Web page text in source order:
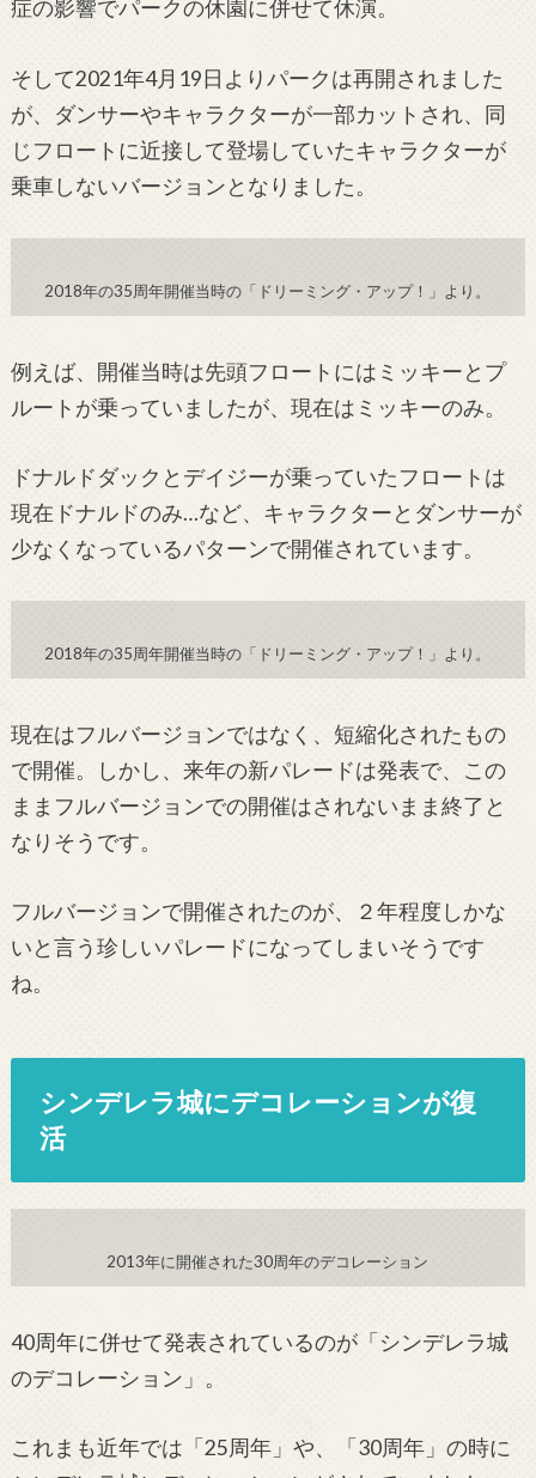
症の影響でパークの休園に併せて休演。
そして2021年4月19日よりパークは再開されました
が、ダンサーやキャラクターが一部カットされ、同
じフロートに近接して登場していたキャラクターが
乗車しないバージョンとなりました。
2018年の35周年開催当時の「ドリーミング・アップ！」より。
例えば、開催当時は先頭フロートには ミッキーとプ
ルートが乗っていましたが、現在はミッキーのみ。
ドナルドダックとデイジーが乗っていたフロートは
現在ドナルドのみ…など、キャラクターとダンサーが
少なくなっているパターンで開催されています。
2018年の35周年開催当時の「ドリーミング・アップ！」より。
現在はフルバージョンではなく、短縮化されたもの
で開催。しかし、来年の新パレードは発表で、この
ままフルバージョンでの開催はされないまま終了と
なりそうです。
フルバージョンで開催されたのが、２年程度しかな
いと言う珍しいパレードになってしまいそうです
ね。
シンデレラ城にデコレーションが復
活
2013年に開催された30周年のデコレーション
40周年に併せて発表されているのが「シンデレラ城
のデコレーション」。
これまも近年では「25周年」や、「30周年」の時に